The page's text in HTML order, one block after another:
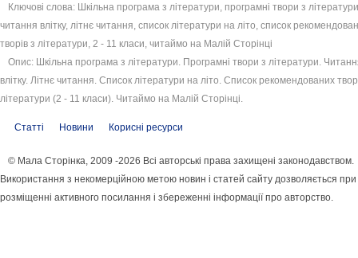
Ключові слова: Шкільна програма з літератури, програмні твори з
читання влітку, літнє читання, список літератури на літо, список
творів з літератури, 2 - 11 класи, читаймо на Малій Сторінці
Опис: Шкільна програма з літератури. Програмні твори з літератури.
влітку. Літнє читання. Список літератури на літо. Список рекомендованих
літератури (2 - 11 класи). Читаймо на Малій Сторінці.
Статті Новини Корисні ресурси
© Мала Сторінка, 2009 -2026 Всі авторські права захищені законодавством.
Використання з некомерційною метою новин і статей сайту дозволяється при
розміщенні активного посилання і збереженні інформації про авторство.